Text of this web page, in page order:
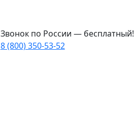
Звонок по России — бесплатный!
8 (800) 350-53-52